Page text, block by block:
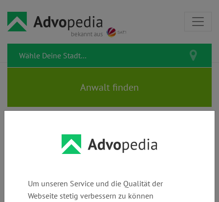
bekannt aus
SONNEN | Rechtsanwälte |
Um unseren Service und die Qualität der
Webseite stetig verbessern zu können